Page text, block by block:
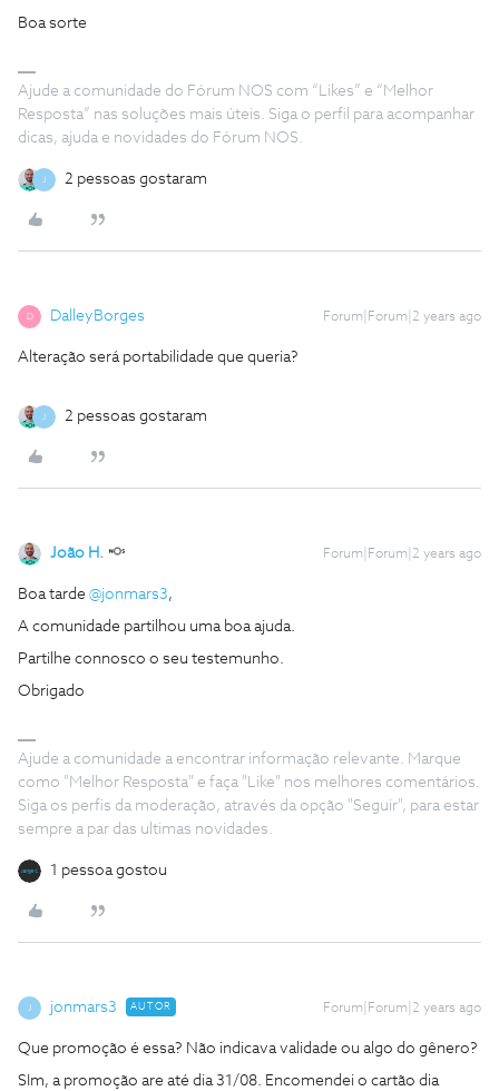
Boa sorte
Ajude a comunidade do Fórum NOS com “Likes” e “Melhor
Resposta” nas soluções mais úteis. Siga o perfil para acompanhar
dicas, ajuda e novidades do Fórum NOS.
2 pessoas gostaram
D DalleyBorges Forum|Forum|2 years ago
Alteração será portabilidade que queria?
2 pessoas gostaram
João H. Forum|Forum|2 years ago
Boa tarde @jonmars3,
A comunidade partilhou uma boa ajuda.
Partilhe connosco o seu testemunho.
Obrigado
Ajude a comunidade a encontrar informação relevante. Marque
como "Melhor Resposta" e faça "Like" nos melhores comentários.
Siga os perfis da moderação, através da opção "Seguir", para estar
sempre a par das ultimas novidades.
1 pessoa gostou
jonmars3 AUTOR Forum|Forum|2 years ago
Que promoção é essa? Não indicava validade ou algo do gênero?
SIm, a promoção are até dia 31/08. Encomendei o cartão dia